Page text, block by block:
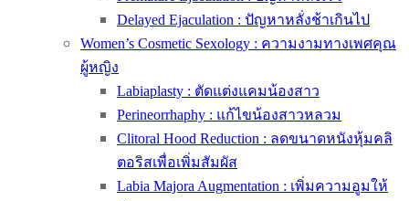
Delayed Ejaculation : ปัญหาหลั่งช้าเกินไป
Women’s Cosmetic Sexology : ความงามทางเพศคุณ
ผู้หญิง
Labiaplasty : ตัดแต่งแคมน้องสาว
Perineorrhaphy : แก้ไขน้องสาวหลวม
Clitoral Hood Reduction : ลดขนาดหนังหุ้มคลิ
ตอริสเพื่อเพิ่มสัมผัส
Labia Majora Augmentation : เพิ่มความอูมให้